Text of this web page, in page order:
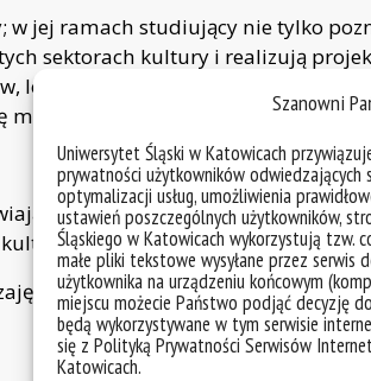
Szanowni
Uniwersytet Śląski w Katowicach
prywatności użytkowników odwiedzających
optymalizacji usług, umożliwienia
ustawień poszczególnych użytkowników,
Śląskiego w Katowicach wykorzystują tzw.
małe pliki tekstowe wysyłane przez serwis
użytkownika na urządzeniu końcowym
miejscu możecie Państwo podjąć decyzję
będą wykorzystywane w tym serwisie
się z Polityką Prywatności Serwisów
Katowicach.
w jej ramach studiujący nie tylko
sektorach kultury i realizują
lecz także uczą się, jak używać
oraz biorą udział w
akcent na poznawanie,
dotyczących m.in.